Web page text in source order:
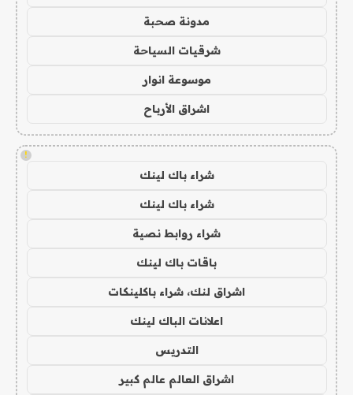
مدونة صحبة
شرقيات السياحة
موسوعة انوار
اشراق الأرباح
!
شراء باك لينك
شراء باك لينك
شراء روابط نصية
باقات باك لينك
اشراق لنك، شراء باكلينكات
اعلانات الباك لينك
التدريس
اشراق العالم عالم كبير